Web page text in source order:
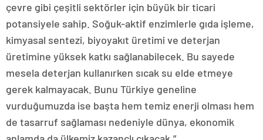
çevre gibi çeşitli sektörler için büyük bir ticari
potansiyele sahip. Soğuk-aktif enzimlerle gıda işleme,
kimyasal sentezi, biyoyakıt üretimi ve deterjan
üretimine yüksek katkı sağlanabilecek. Bu sayede
mesela deterjan kullanırken sıcak su elde etmeye
gerek kalmayacak. Bunu Türkiye geneline
vurduğumuzda ise başta hem temiz enerji olması hem
de tasarruf sağlaması nedeniyle dünya, ekonomik